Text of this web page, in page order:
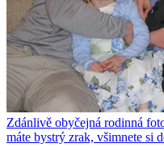
Zdánlivě obyčejná rodinná
máte bystrý zrak, všimnete si